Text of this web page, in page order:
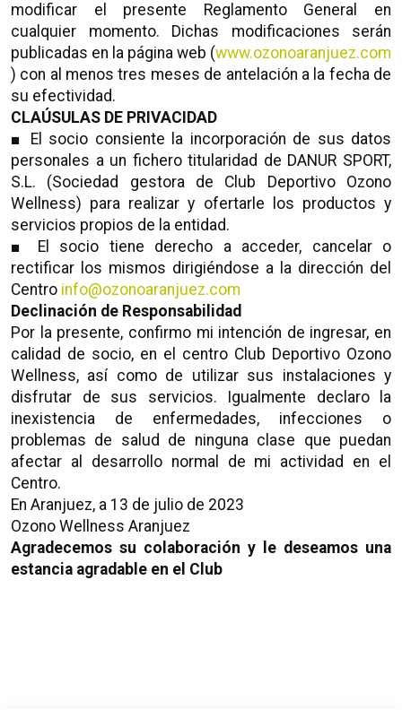
modificar el presente Reglamento General en
cualquier momento. Dichas modificaciones serán
publicadas en la página web (www.ozonoaranjuez.com
) con al menos tres meses de antelación a la fecha de
su efectividad.
CLAÚSULAS DE PRIVACIDAD
■ El socio consiente la incorporación de sus datos
personales a un fichero titularidad de DANUR SPORT,
S.L. (Sociedad gestora de Club Deportivo Ozono
Wellness) para realizar y ofertarle los productos y
servicios propios de la entidad.
■ El socio tiene derecho a acceder, cancelar o
rectificar los mismos dirigiéndose a la dirección del
Centro info@ozonoaranjuez.com
Declinación de Responsabilidad
Por la presente, confirmo mi intención de ingresar, en
calidad de socio, en el centro Club Deportivo Ozono
Wellness, así como de utilizar sus instalaciones y
disfrutar de sus servicios. Igualmente declaro la
inexistencia de enfermedades, infecciones o
problemas de salud de ninguna clase que puedan
afectar al desarrollo normal de mi actividad en el
Centro.
En Aranjuez, a 13 de julio de 2023
Ozono Wellness Aranjuez
Agradecemos su colaboración y le deseamos una
estancia agradable en el Club